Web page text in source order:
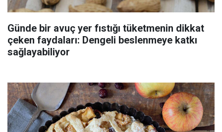
Günde bir avuç yer fıstığı tüketmenin dikkat
çeken faydaları: Dengeli beslenmeye katkı
sağlayabiliyor